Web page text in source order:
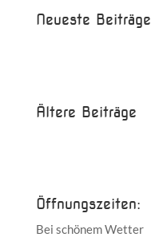
Neueste Beiträge
Ältere Beiträge
Öffnungszeiten:
Bei schönem Wetter